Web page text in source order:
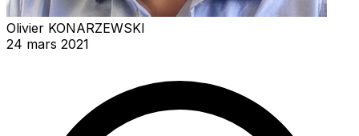
Olivier KONARZEWSKI
24 mars 2021